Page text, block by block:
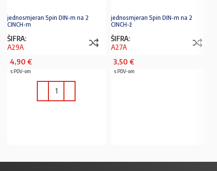
jednosmjeran 5pin DIN-m na 2
CINCH-m
ŠIFRA:
A29A
4,90 €
s PDV-om
jednosmjeran 5pin DIN-m na 2
CINCH-ž
ŠIFRA:
A27A
3,50 €
s PDV-om